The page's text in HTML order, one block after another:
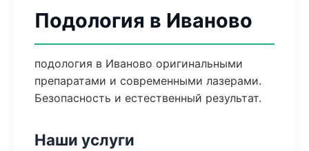
Подология в Иваново
подология в Иваново оригинальными
препаратами и современными лазерами.
Безопасность и естественный результат.
Наши услуги